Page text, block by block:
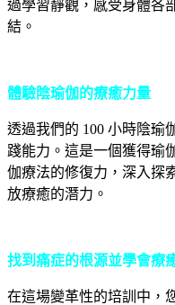
過學習靜觀，感受身體各
結。
體驗陰瑜伽的療癒力量
透過我們的 100 小時陰瑜
踐能力。這是一個獲得瑜
伽療法的修復力，深入探
放療癒的潛力。
找到痛症的根源並學會療
在這場變革性的培訓中，